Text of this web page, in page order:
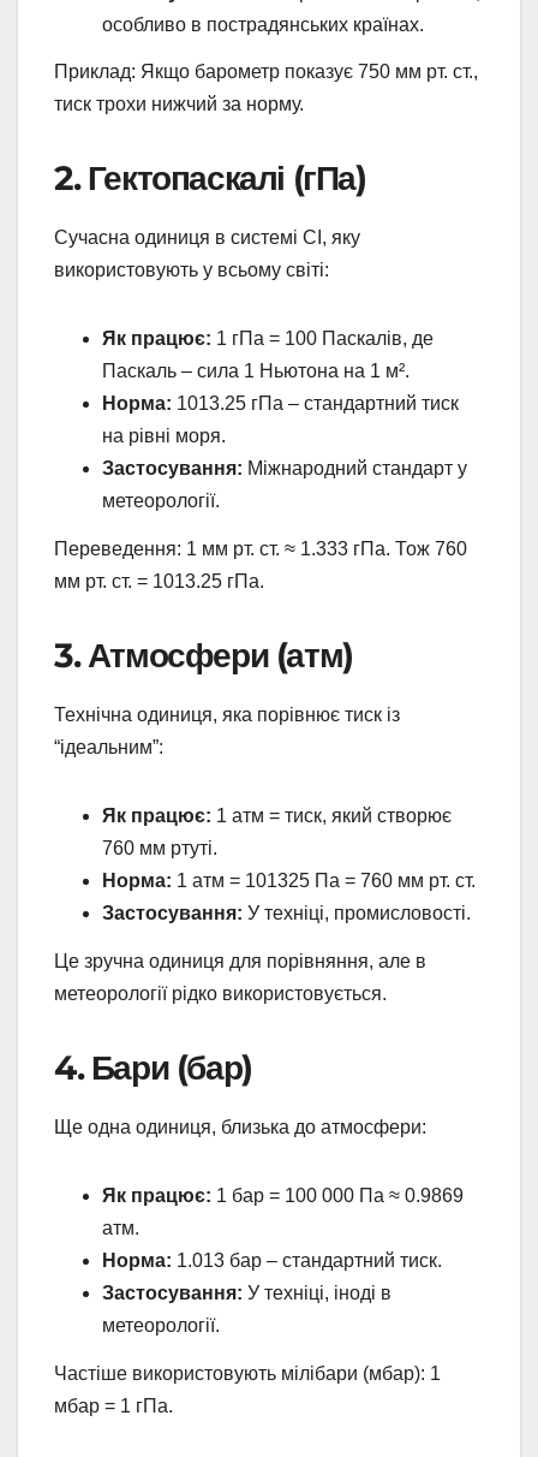
особливо в пострадянських країнах.
Приклад: Якщо барометр показує 750 мм рт. ст.,
тиск трохи нижчий за норму.
2. Гектопаскалі (гПа)
Сучасна одиниця в системі СІ, яку
використовують у всьому світі:
Як працює: 1 гПа = 100 Паскалів, де
Паскаль – сила 1 Ньютона на 1 м².
Норма: 1013.25 гПа – стандартний тиск
на рівні моря.
Застосування: Міжнародний стандарт у
метеорології.
Переведення: 1 мм рт. ст. ≈ 1.333 гПа. Тож 760
мм рт. ст. = 1013.25 гПа.
3. Атмосфери (атм)
Технічна одиниця, яка порівнює тиск із
“ідеальним”:
Як працює: 1 атм = тиск, який створює
760 мм ртуті.
Норма: 1 атм = 101325 Па = 760 мм рт. ст.
Застосування: У техніці, промисловості.
Це зручна одиниця для порівняння, але в
метеорології рідко використовується.
4. Бари (бар)
Ще одна одиниця, близька до атмосфери:
Як працює: 1 бар = 100 000 Па ≈ 0.9869
атм.
Норма: 1.013 бар – стандартний тиск.
Застосування: У техніці, іноді в
метеорології.
Частіше використовують мілібари (мбар): 1
мбар = 1 гПа.